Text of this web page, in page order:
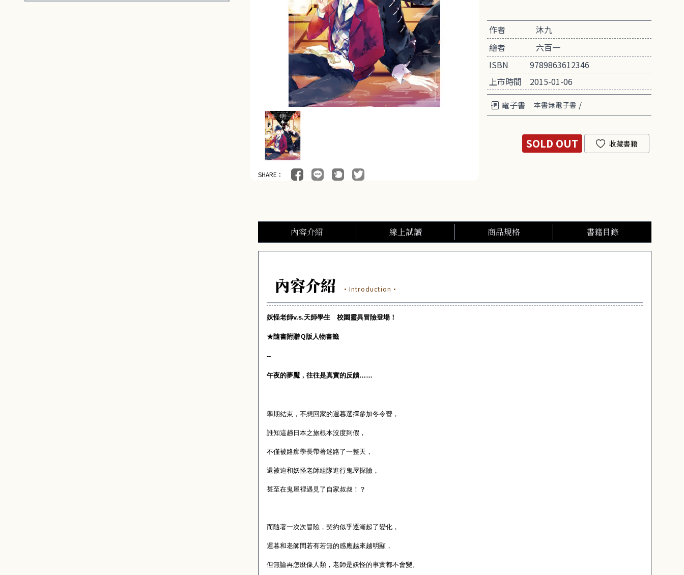
SHARE：
作者
沐九
繪者
六百一
ISBN
9789863612346
上市時間
2015-01-06
電子書
本書無電子書 /
SOLD OUT 收藏書籍
內容介紹 線上試讀 商品規格 書籍目錄
內容介紹 ·Introduction·
妖怪老師v.s.天師學生 校園靈異冒險登場！
★隨書附贈Ｑ版人物書籤
--
午夜的夢魘，往往是真實的反饋……
學期結束，不想回家的遲暮選擇參加冬令營，
誰知這趟日本之旅根本沒度到假，
不僅被路痴學長帶著迷路了一整天，
還被迫和妖怪老師組隊進行鬼屋探險，
甚至在鬼屋裡遇見了自家叔叔！？
而隨著一次次冒險，契約似乎逐漸起了變化，
遲暮和老師間若有若無的感應越來越明顯，
但無論再怎麼像人類，老師是妖怪的事實都不會變。